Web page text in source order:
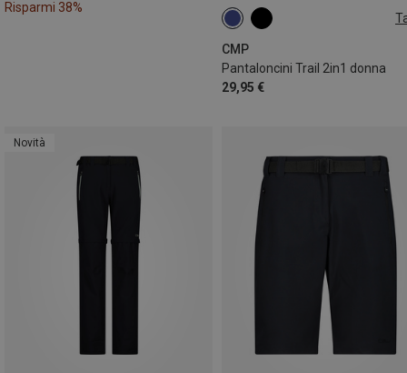
Risparmi 38%
CMP
Pantaloncini Trail 2in1 donna
29,95 €
XXS
XL
Novità